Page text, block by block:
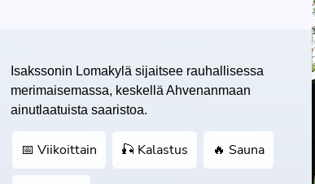
Isakssonin Lomakylä sijaitsee rauhallisessa
merimaisemassa, keskellä Ahvenanmaan
ainutlaatuista saaristoa.
📅 Viikoittain 🎣 Kalastus 🔥 Sauna